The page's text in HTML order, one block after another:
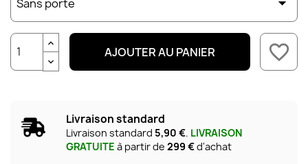
AJOUTER AU PANIER favorite_border
Livraison standard
Livraison standard 5,90 €. LIVRAISON
GRATUITE à partir de 299 €d'achat